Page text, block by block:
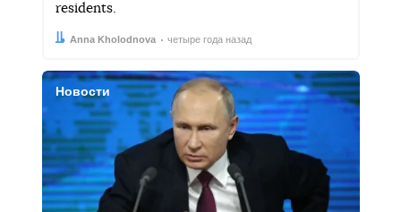
residents.
Автор:Anna Kholodnova
Дата: четыре года назад
Новости